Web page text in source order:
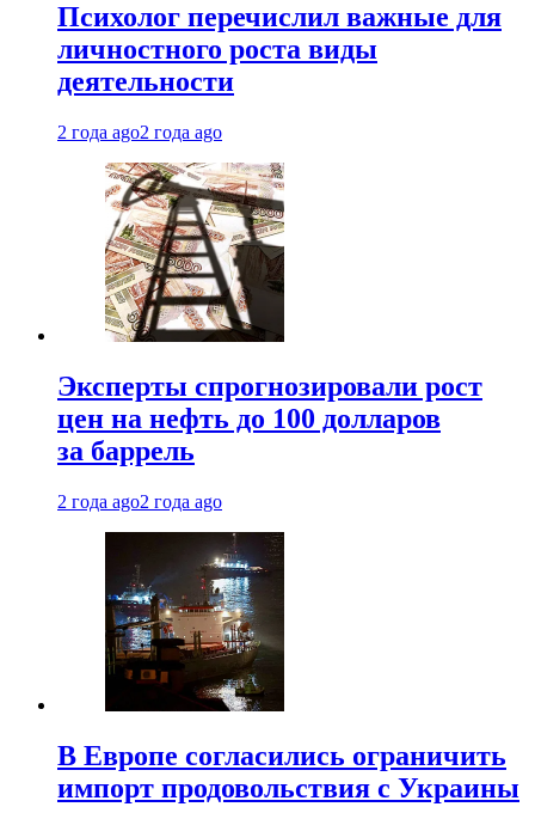
Психолог перечислил важные для
личностного роста виды
деятельности
2 года ago2 года ago
Эксперты спрогнозировали рост
цен на нефть до 100 долларов
за баррель
2 года ago2 года ago
В Европе согласились ограничить
импорт продовольствия с Украины